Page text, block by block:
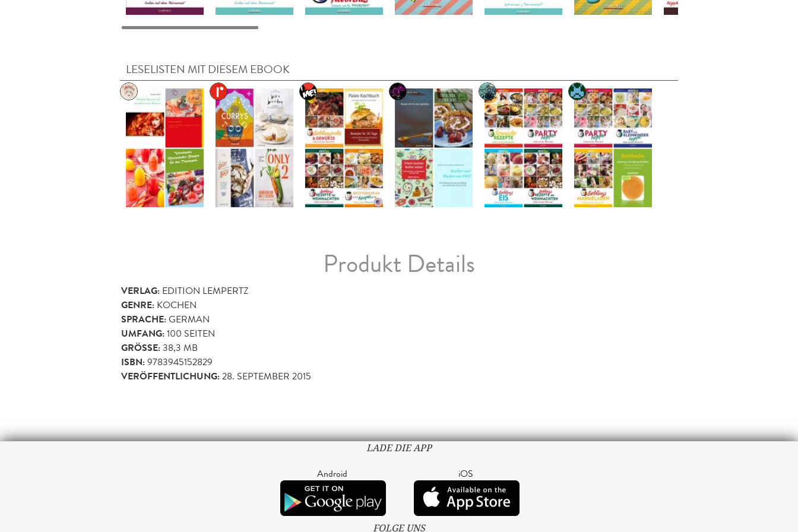
LESELISTEN MIT DIESEM EBOOK
Produkt Details
VERLAG: EDITION LEMPERTZ
GENRE: KOCHEN
SPRACHE:GERMAN
UMFANG:100 SEITEN
GRÖSSE: 38,3 MB
ISBN:9783945152829
VERÖFFENTLICHUNG:28. SEPTEMBER 2015
LADE DIE APP
Android iOS
FOLGE UNS